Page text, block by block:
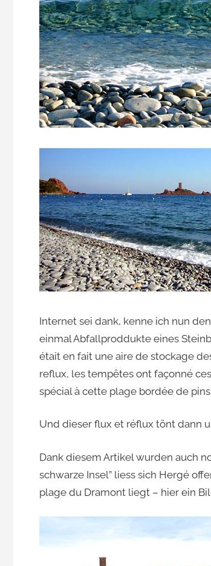
Internet sei dank, kenne ich nun
einmal Abfallproddukte eines
était en fait une aire de stockage
reflux, les tempêtes ont façonné
spécial à cette plage bordée de
Und dieser flux et réflux tönt dann
Dank diesem Artikel wurden auch
schwarze Insel” liess sich Hergé
plage du Dramont liegt – hier ein